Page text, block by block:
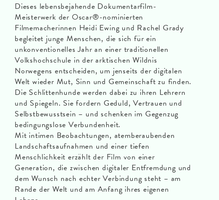
Dieses lebensbejahende Dokumentarfilm-
Meisterwerk der Oscar®-nominierten
Filmemacherinnen Heidi Ewing und Rachel Grady
begleitet junge Menschen, die sich für ein
unkonventionelles Jahr an einer traditionellen
Volkshochschule in der arktischen Wildnis
Norwegens entscheiden, um jenseits der digitalen
Welt wieder Mut, Sinn und Gemeinschaft zu finden.
Die Schlittenhunde werden dabei zu ihren Lehrern
und Spiegeln. Sie fordern Geduld, Vertrauen und
Selbstbewusstsein – und schenken im Gegenzug
bedingungslose Verbundenheit.
Mit intimen Beobachtungen, atemberaubenden
Landschaftsaufnahmen und einer tiefen
Menschlichkeit erzählt der Film von einer
Generation, die zwischen digitaler Entfremdung und
dem Wunsch nach echter Verbindung steht – am
Rande der Welt und am Anfang ihres eigenen